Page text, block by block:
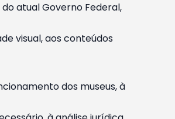
atual Governo Federal,
visual, aos conteúdos
dos museus, à